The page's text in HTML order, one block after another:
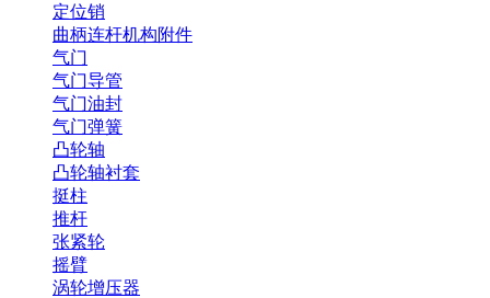
定位销
曲柄连杆机构附件
气门
气门导管
气门油封
气门弹簧
凸轮轴
凸轮轴衬套
挺柱
推杆
张紧轮
摇臂
涡轮增压器